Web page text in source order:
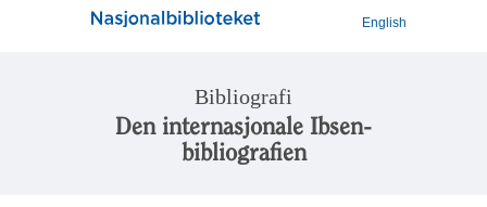
English
Bibliografi
Den internasjonale Ibsen-
bibliografien